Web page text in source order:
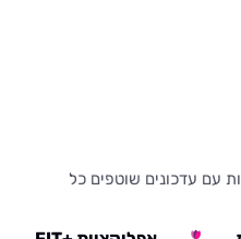
עם עדכונים שוטפים כל